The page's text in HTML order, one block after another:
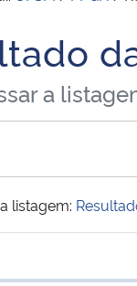
a
listagem: